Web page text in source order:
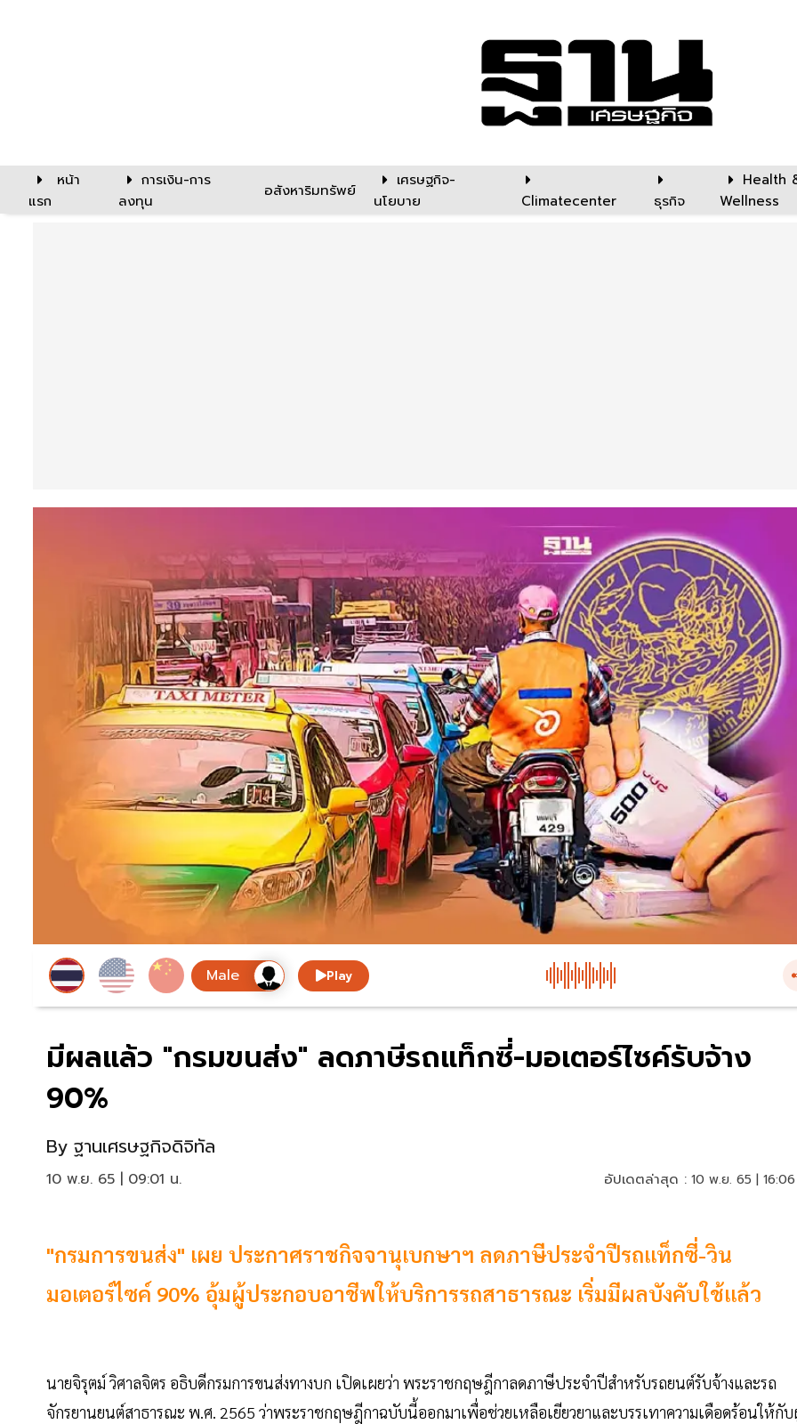
หน้า
แรก
การเงิน-การ
ลงทุน
อสังหาริมทรัพย์
เศรษฐกิจ-
นโยบาย
Climatecenter ธุรกิจ
Health
Wellness
Play
มีผลแล้ว "กรมขนส่ง" ลดภาษีรถแท็กซี่-มอเตอร์ไซค์รับจ้าง
90%
By ฐานเศรษฐกิจดิจิทัล
10 พ.ย. 65 | 09:01 น. อัปเดตล่าสุด : 10 พ.ย. 65 |
"กรมการขนส่ง" เผย ประกาศราชกิจจานุเบกษาฯ ลดภาษีประจำปีรถแท็กซี่-วิน
มอเตอร์ไซค์ 90% อุ้มผู้ประกอบอาชีพให้บริการรถสาธารณะ เริ่มมีผลบังคับใช้แล้ว
นายจิรุตม์ วิศาลจิตร อธิบดีกรมการขนส่งทางบก เปิดเผยว่า พระราชกฤษฎีกาลดภาษีประจำปีสำหรับรถยนต์รับจ้างและรถ
จักรยานยนต์สาธารณะ พ.ศ. 2565 ว่าพระราชกฤษฎีกาฉบับนี้ออกมาเพื่อช่วยเหลือเยียวยาและบรรเทาความเดือดร้อนให้กั